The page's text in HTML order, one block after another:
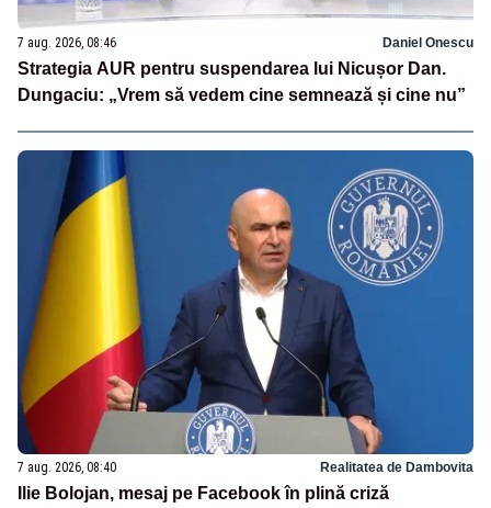
7 aug. 2026, 08:46 Daniel Onescu
Strategia AUR pentru suspendarea lui Nicușor Dan.
Dungaciu: „Vrem să vedem cine semnează și cine nu”
7 aug. 2026, 08:40 Realitatea de Dambovita
Ilie Bolojan, mesaj pe Facebook în plină criză